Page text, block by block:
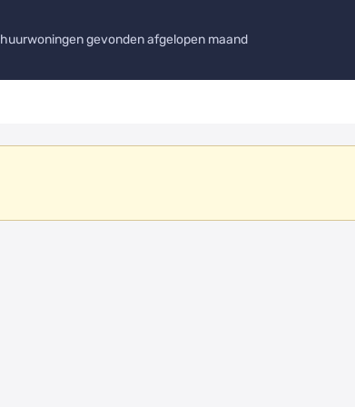
huurwoningen gevonden afgelopen maand